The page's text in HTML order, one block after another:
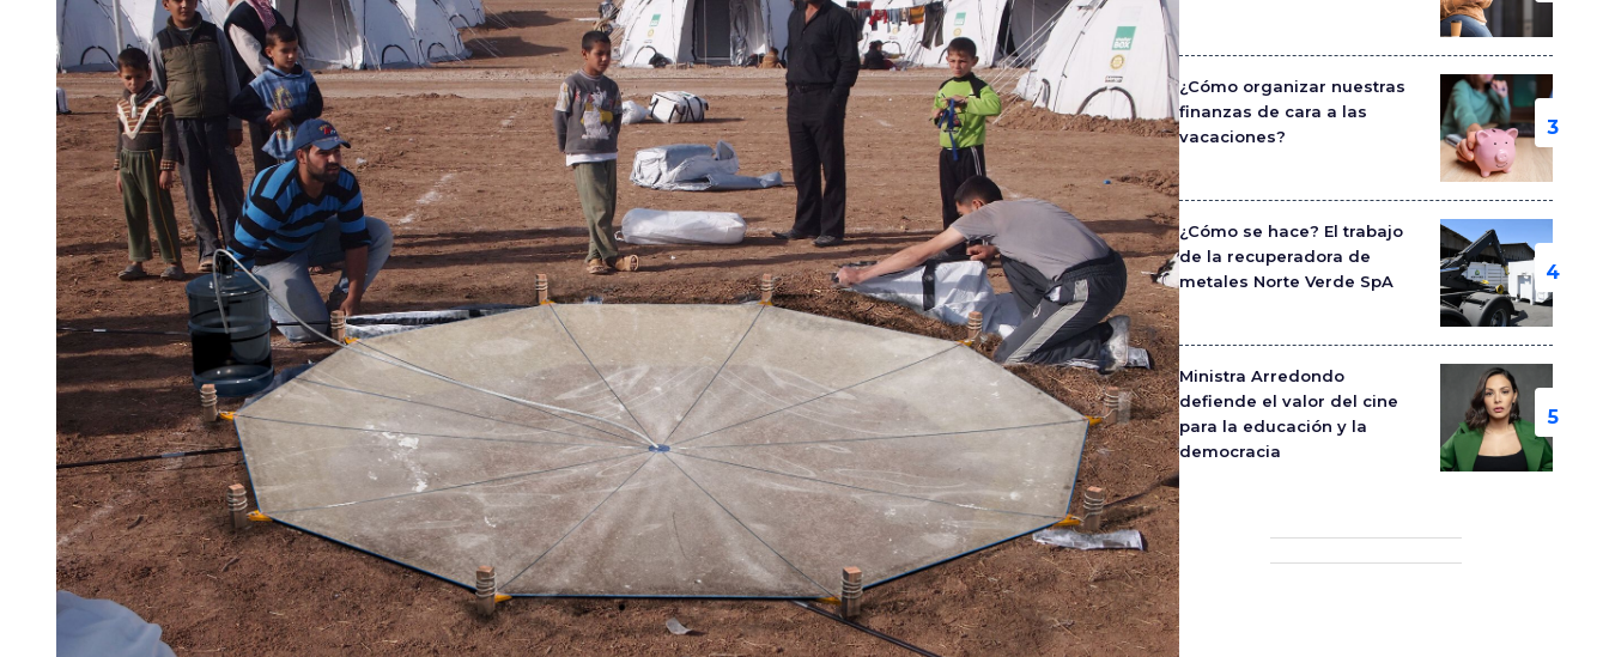
¿Cómo organizar nuestras
finanzas de cara a las
vacaciones?
¿Cómo se hace? El trabajo
de la recuperadora de
metales Norte Verde SpA
Ministra Arredondo
defiende el valor del cine
para la educación y la
democracia